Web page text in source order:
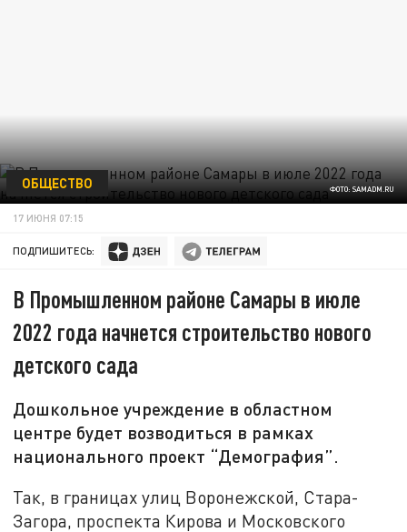
ФОТО: SAMADM.RU
ОБЩЕСТВО
17 ИЮНЯ 07:15
ПОДПИШИТЕСЬ:
В Промышленном районе Самары в июле
2022 года начнется строительство нового
детского сада
Дошкольное учреждение в областном
центре будет возводиться в рамках
национального проект “Демография”.
Так, в границах улиц Воронежской, Стара-
Загора, проспекта Кирова и Московского